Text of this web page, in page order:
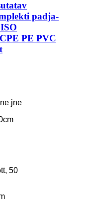
padja-
PE PVC
jne
50